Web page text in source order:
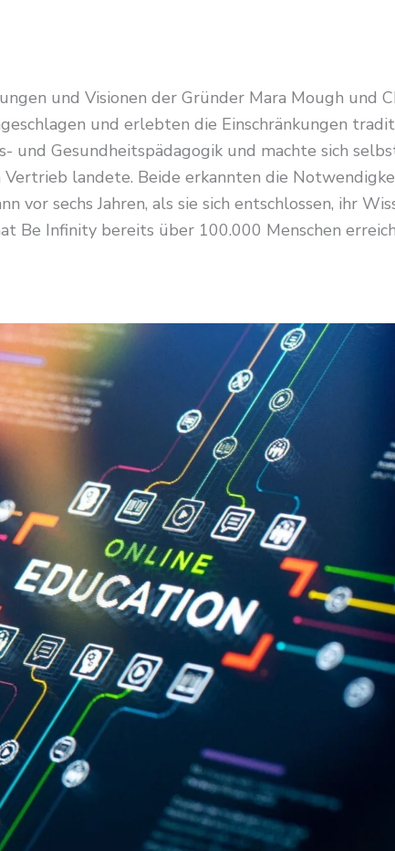
und Visionen der Gründer Mara Mough und
und erlebten die Einschränkungen
Gesundheitspädagogik und machte sich
landete. Beide erkannten die
vor sechs Jahren, als sie sich entschlossen, ihr
Be Infinity bereits über 100.000 Menschen